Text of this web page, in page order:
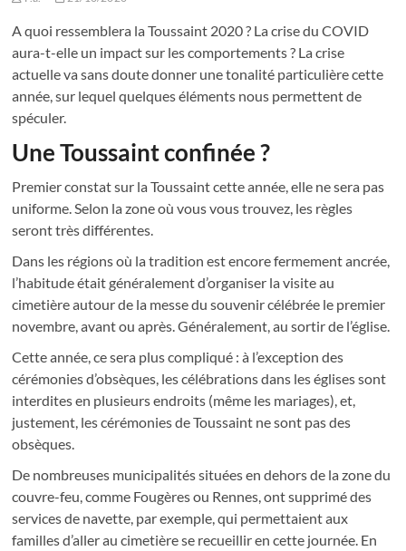
A quoi ressemblera la Toussaint 2020 ? La crise du COVID
aura-t-elle un impact sur les comportements ? La crise
actuelle va sans doute donner une tonalité particulière cette
année, sur lequel quelques éléments nous permettent de
spéculer.
Une Toussaint confinée ?
Premier constat sur la Toussaint cette année, elle ne sera pas
uniforme. Selon la zone où vous vous trouvez, les règles
seront très différentes.
Dans les régions où la tradition est encore fermement ancrée,
l’habitude était généralement d’organiser la visite au
cimetière autour de la messe du souvenir célébrée le premier
novembre, avant ou après. Généralement, au sortir de l’église.
Cette année, ce sera plus compliqué : à l’exception des
cérémonies d’obsèques, les célébrations dans les églises sont
interdites en plusieurs endroits (même les mariages), et,
justement, les cérémonies de Toussaint ne sont pas des
obsèques.
De nombreuses municipalités situées en dehors de la zone du
couvre-feu, comme Fougères ou Rennes, ont supprimé des
services de navette, par exemple, qui permettaient aux
familles d’aller au cimetière se recueillir en cette journée. En